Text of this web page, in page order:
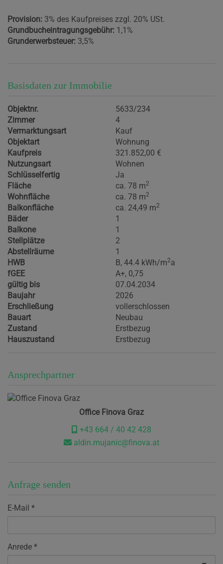
Provision: 3% des Kaufpreises zzgl. 20% USt.
Grundbucheintragungsgebühr: 1,1%
Grunderwerbsteuer: 3,5%
Basisdaten zur Immobilie
Objektnr.
5633/234
Zimmer
4
Vermarktungsart
Kauf
Objektart
Wohnung
Kaufpreis
321.852,00 €
Nutzungsart
Wohnen
Schlüsselfertig
Ja
Fläche
ca. 78 m2
Wohnfläche ca. 78 m2
Balkonfläche ca. 24,49 m2
Bäder
1
Balkone
1
Stellplätze
2
Abstellräume
1
HWB
B, 44.4 kWh/m2a
fGEE
A+, 0,75
gültig bis
07.04.2034
Baujahr
2026
Erschließung
vollerschlossen
Bauart
Neubau
Zustand
Erstbezug
Hauszustand
Erstbezug
Ansprechpartner
Office Finova Graz
+43 664 / 40 42 428
aldin.mujanic@finova.at
Anfrage senden
E-Mail
Anrede